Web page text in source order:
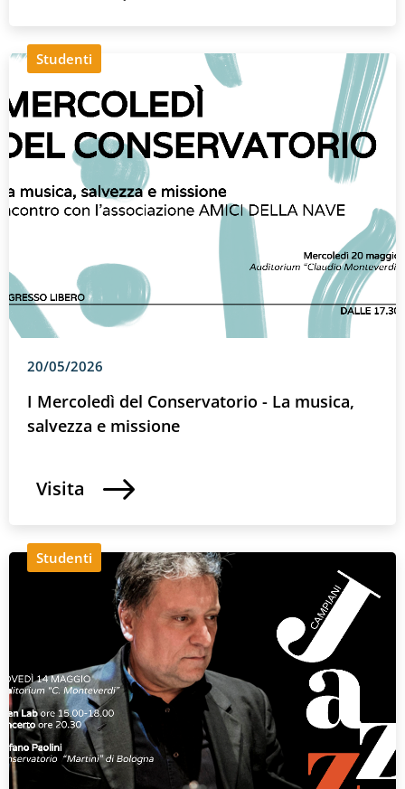
Studenti
20/05/2026
I Mercoledì del Conservatorio - La musica,
salvezza e missione
Visita
Studenti